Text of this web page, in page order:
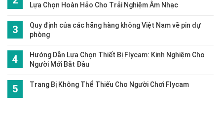
Lựa Chọn Hoàn Hảo Cho Trải Nghiệm Âm Nhạc
Quy định của các hãng hàng không Việt Nam về pin dự
phòng
Hướng Dẫn Lựa Chọn Thiết Bị Flycam: Kinh Nghiệm Cho
Người Mới Bắt Đầu
Trang Bị Không Thể Thiếu Cho Người Chơi Flycam